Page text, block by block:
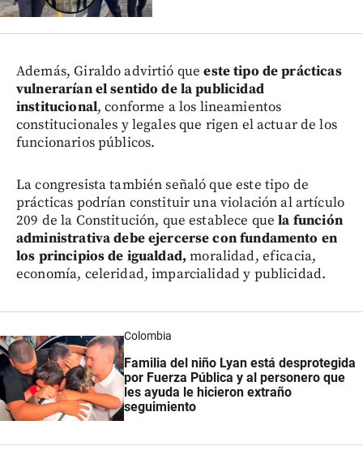
Además, Giraldo advirtió queeste tipo de prácticas
vulnerarían el sentido de la publicidad
institucional, conforme a los lineamientos
constitucionales y legales que rigen el actuar de los
funcionarios públicos.
La congresista también señaló que este tipo de
prácticas podrían constituir una violación al artículo
209 de la Constitución, que establece quela función
administrativa debe ejercerse con fundamento en
los principios de igualdad, moralidad, eficacia,
economía, celeridad, imparcialidad y publicidad.
Colombia
Familia del niño Lyan está desprotegida
por Fuerza Pública y al personero que
les ayuda le hicieron extraño
seguimiento